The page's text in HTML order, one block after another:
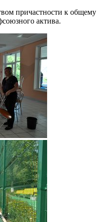
причастности к общему
актива.